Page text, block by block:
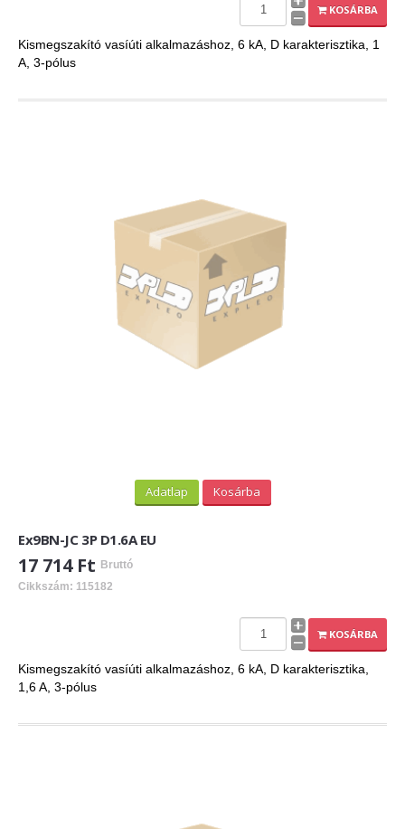
KOSÁRBA
Kismegszakító vasíúti alkalmazáshoz, 6 kA, D karakterisztika, 1
A, 3-pólus
Adatlap Kosárba
Ex9BN-JC 3P D1.6A EU
17 714 Ft Bruttó
Cikkszám: 115182
KOSÁRBA
Kismegszakító vasíúti alkalmazáshoz, 6 kA, D karakterisztika,
1,6 A, 3-pólus